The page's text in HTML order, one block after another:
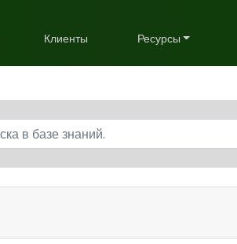
Клиенты Ресурсы